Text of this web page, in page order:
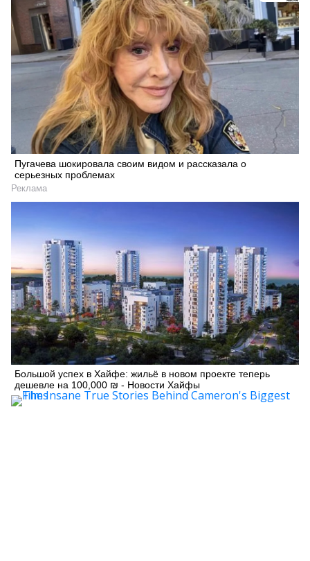
Пугачева шокировала своим видом и рассказала о
серьезных проблемах
Реклама
Большой успех в Хайфе: жильё в новом проекте теперь
дешевле на 100,000 ₪ - Новости Хайфы